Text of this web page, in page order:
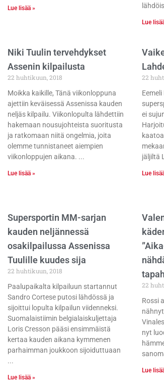
Lue lisää »
Lue
Niki Tuulin tervehdykset
Assenin kilpailusta
22 huhtikuun, 2018
Moikka kaikille, Tänä viikonloppuna
ajettiin keväisessä Assenissa kauden
neljäs kilpailu. Viikonlopulta lähdettiin
hakemaan nousujohteista suoritusta
ja ratkomaan niitä ongelmia, joita
olemme tunnistaneet aiempien
viikonloppujen aikana.
Lue lisää »
22
ei
jäljiltä
Lue
Supersportin MM-sarjan
kauden neljännessä
osakilpailussa Assenissa
Tuulille kuudes sija
22 huhtikuun, 2018
Paalupaikalta kilpailuun startannut
Sandro Cortese putosi lähdössä ja
sijoittui lopulta kilpailun viidenneksi.
Suomalaistiimin belgialaiskuljettaja
Loris Cresson pääsi ensimmäistä
kertaa kauden aikana kymmenen
parhaimman joukkoon sijoiduttuaan
Lue lisää »
22
Rossi
nyt
Lue